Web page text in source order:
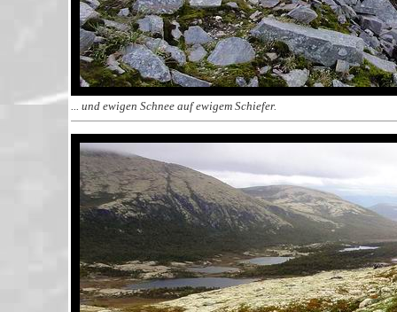
... und ewigen Schnee auf ewigem Schiefer.